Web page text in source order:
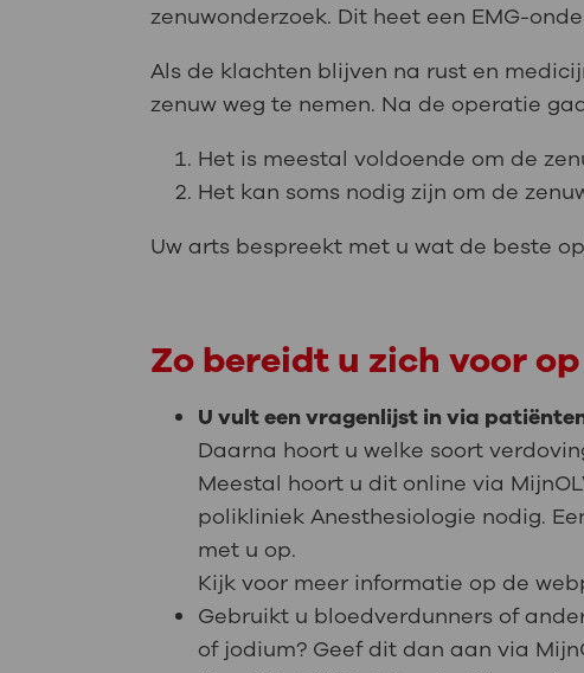
zenuwonderzoek. Dit heet een EMG-
Als de klachten blijven na rust en
zenuw weg te nemen. Na de operatie
Het is meestal voldoende om de
Het kan soms nodig zijn om de
Uw arts bespreekt met u wat de beste
Zo bereidt u zich voor
U vult een vragenlijst in via
Daarna hoort u welke soort
Meestal hoort u dit online via
polikliniek Anesthesiologie nodig.
met u op.
Kijk voor meer informatie op de
Gebruikt u bloedverdunners of
of jodium? Geef dit dan aan via